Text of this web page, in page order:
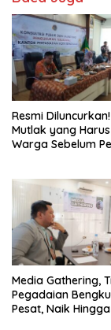
Resmi
Mutlak yang
Warga Sebelum
Media Gathering,
Pegadaian
Pesat, Naik